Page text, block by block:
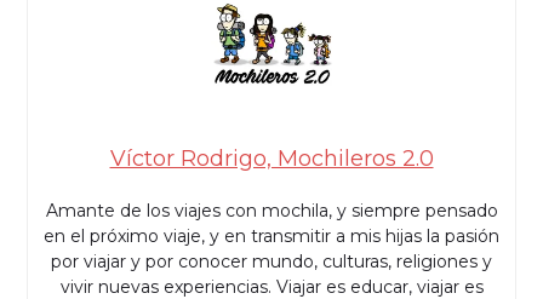
Víctor Rodrigo, Mochileros 2.0
Amante de los viajes con mochila, y siempre pensado
en el próximo viaje, y en transmitir a mis hijas la pasión
por viajar y por conocer mundo, culturas, religiones y
vivir nuevas experiencias. Viajar es educar, viajar es